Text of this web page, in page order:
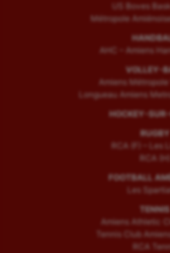
US Boves
Métropole
AHC – Amiens
VOLLEY-
Amiens Métropole
Longueau Amiens
HOCKEY-
RUGBY
RCA (F) – Les
RCA (H)
FOOTBALL
Les
TENNIS
Amiens Athletic
Tennis Club
RCA